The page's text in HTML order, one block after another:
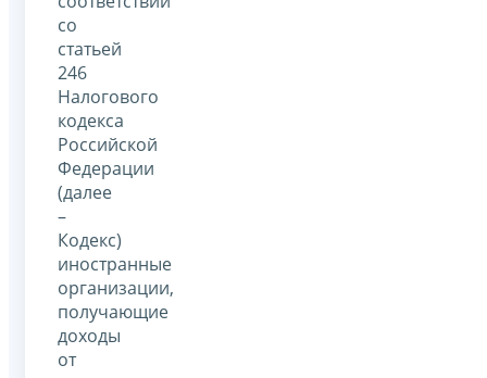
со
статьей
246
Налогового
кодекса
Российской
Федерации
(далее
–
Кодекс)
иностранные
организации,
получающие
доходы
от